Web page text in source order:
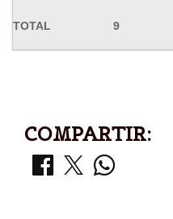
TOTAL 9
COMPARTIR: